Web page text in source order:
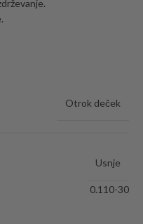
Otrok deček
Usnje
0.110-30